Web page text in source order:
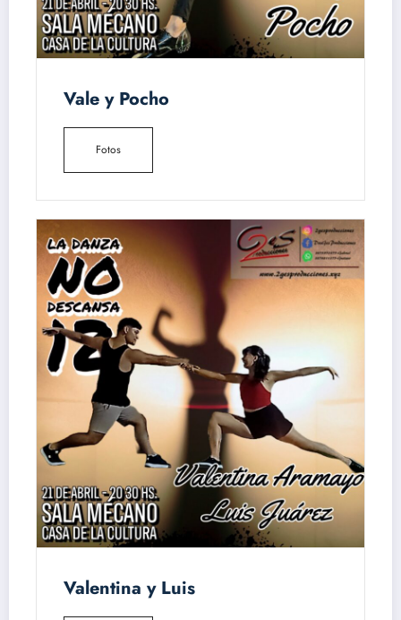
Vale y Pocho
Fotos
Valentina y Luis